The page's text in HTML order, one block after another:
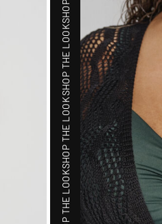
SHOP THE LOOK
SHOP THE LOOK
SHOP THE LOOK